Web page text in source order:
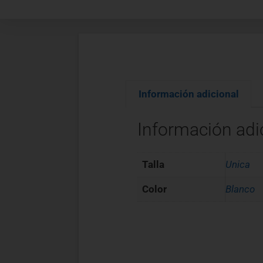
Información adicional
Información
Talla Unica
Color Blanco